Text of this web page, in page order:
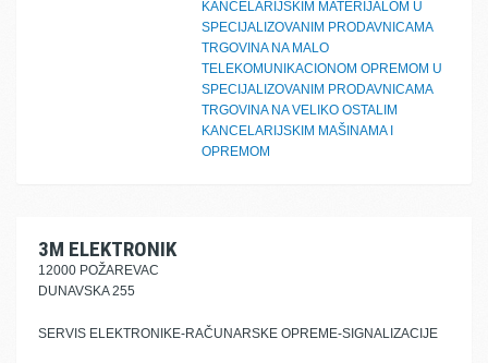
KANCELARIJSKIM MATERIJALOM U
SPECIJALIZOVANIM PRODAVNICAMA
TRGOVINA NA MALO
TELEKOMUNIKACIONOM OPREMOM U
SPECIJALIZOVANIM PRODAVNICAMA
TRGOVINA NA VELIKO OSTALIM
KANCELARIJSKIM MAŠINAMA I
OPREMOM
3M ELEKTRONIK
12000 POŽAREVAC
DUNAVSKA 255
SERVIS ELEKTRONIKE-RAČUNARSKE OPREME-SIGNALIZACIJE